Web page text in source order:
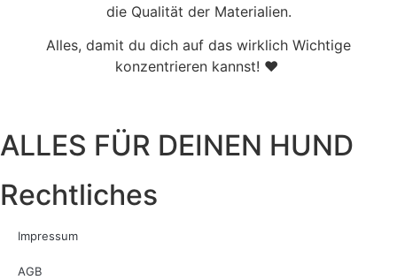
die Qualität der Materialien.
Alles, damit du dich auf das wirklich Wichtige
konzentrieren kannst! ♥
ALLES FÜR DEINEN HUND
Rechtliches
Impressum
AGB